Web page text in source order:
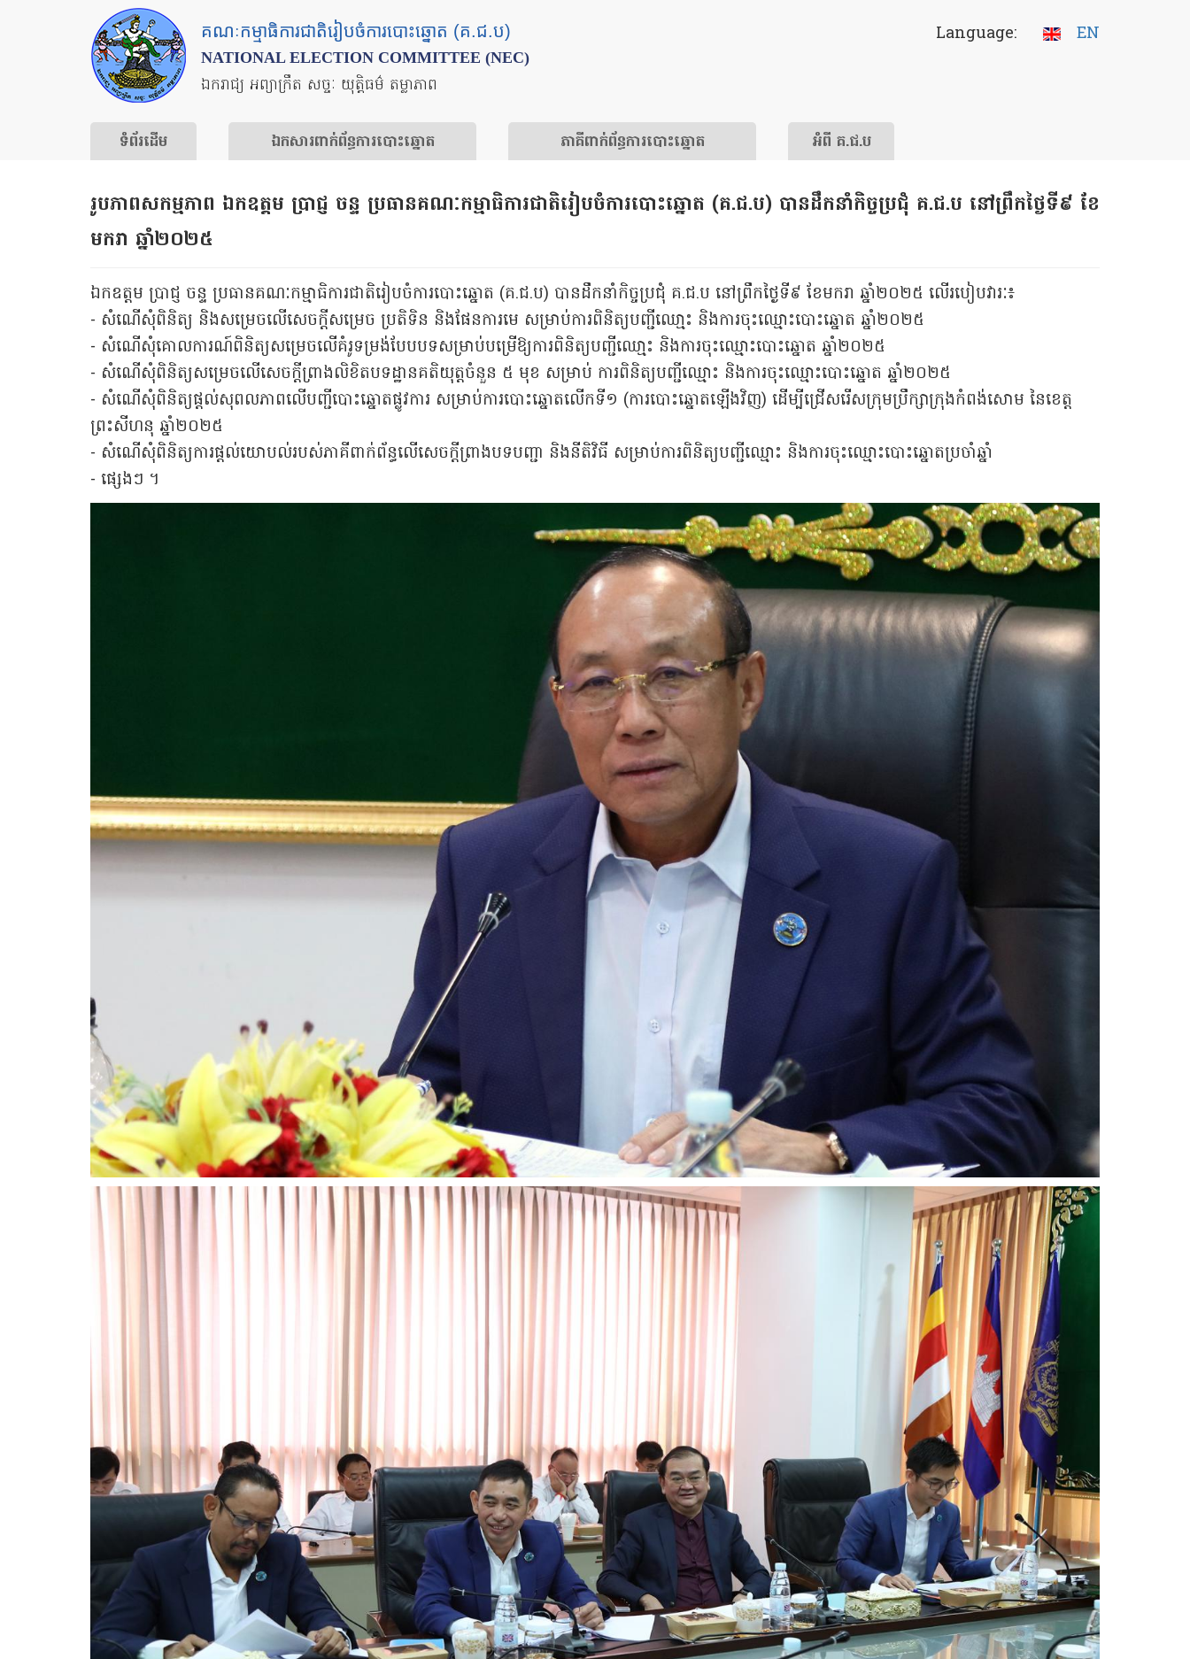
គណៈកម្មាធិការជាតិរៀបចំការបោះឆ្នោត (គ.ជ.ប)
NATIONAL ELECTION COMMITTEE (NEC)
ឯករាជ្យ អព្យាក្រឹត សច្ចៈ យុត្តិធម៌ តម្លាភាព
Language: EN
ទំព័រ​ដើម ឯកសារ​ពាក់ព័ន្ធ​ការ​បោះឆ្នោត ​ភាគីពាក់ព័ន្ធ​​ការ​បោះឆ្នោត អំពី គ.ជ.ប
រូបភាពសកម្មភាព ឯកឧត្ដម ប្រាជ្ញ ចន្ទ ប្រធានគណៈកម្មាធិការជាតិរៀបចំការបោះឆ្នោត (គ.ជ.ប) បានដឹកនាំកិច្ចប្រជុំ គ.ជ.ប នៅព្រឹកថ្ងៃទី៩ ខែ
មករា ឆ្នាំ២០២៥
ឯកឧត្ដម ប្រាជ្ញ ចន្ទ ប្រធានគណៈកម្មាធិការជាតិរៀបចំការបោះឆ្នោត (គ.ជ.ប) បានដឹកនាំកិច្ចប្រជុំ គ.ជ.ប នៅព្រឹកថ្ងៃទី៩ ខែមករា ឆ្នាំ២០២៥ លើរបៀបវារៈ៖
- សំណើសុំពិនិត្យ និងសម្រេចលើសេចក្តីសម្រេច ប្រតិទិន និងផែនការមេ សម្រាប់ការពិនិត្យបញ្ជីឈោ្មះ និងការចុះឈ្មោះបោះឆ្នោត ឆ្នាំ២០២៥
- សំណើសុំគោលការណ៍ពិនិត្យសម្រេចលើគំរូទម្រង់បែបបទសម្រាប់បម្រើឱ្យការពិនិត្យបញ្ជីឈោ្មះ និងការចុះឈ្មោះបោះឆ្នោត ឆ្នាំ២០២៥
- សំណើសុំពិនិត្យសម្រេចលើសេចក្តីព្រាងលិខិតបទដ្ឋានគតិយុត្តចំនួន ៥ មុខ សម្រាប់ ការពិនិត្យបញ្ជីឈ្មោះ និងការចុះឈ្មោះបោះឆ្នោត ឆ្នាំ២០២៥
- សំណើសុំពិនិត្យផ្ដល់សុពលភាពលើបញ្ជីបោះឆ្នោតផ្លូវការ សម្រាប់ការបោះឆ្នោតលើកទី១ (ការបោះឆ្នោតឡើងវិញ) ដើម្បីជ្រើសរើសក្រុមប្រឹក្សាក្រុងកំពង់សោម នៃខេត្ត
ព្រះសីហនុ ឆ្នាំ២០២៥
- សំណើសុំពិនិត្យការផ្តល់យោបល់របស់ភាគីពាក់ព័ន្ធលើសេចក្តីព្រាងបទបញ្ជា​ និងនីតិវិធី សម្រាប់ការពិនិត្យបញ្ជីឈ្មោះ និងការចុះឈ្មោះបោះឆ្នោតប្រចាំឆ្នាំ
- ផ្សេងៗ ។